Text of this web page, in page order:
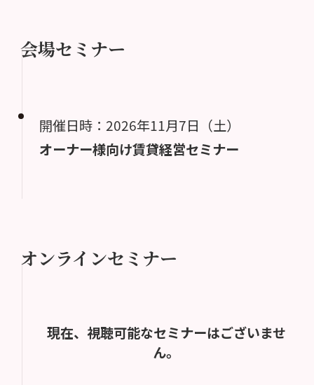
会場セミナー
開催日時：2026年11月7日（土）
オーナー様向け賃貸経営セミナー
オンラインセミナー
現在、視聴可能なセミナーはございませ
ん。